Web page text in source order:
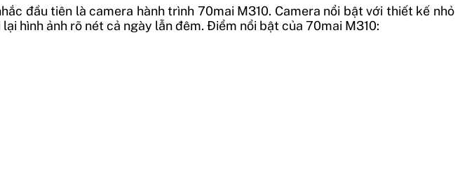
đầu tiên là camera hành trình 70mai M310. Camera nổi bật với thiết kế nhỏ
hình ảnh rõ nét cả ngày lẫn đêm. Điểm nổi bật của 70mai M310: